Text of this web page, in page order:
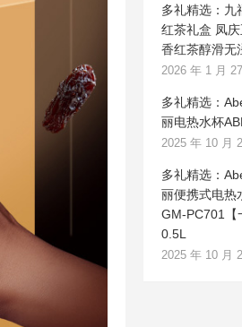
多礼精选：九
红茶礼盒 凤
香红茶醇滑无
2026 年 1 月
多礼精选：
丽电热水杯
2025 年 10 月
多礼精选：
丽便携式电热
GM-PC701【
0.5L
2025 年 10 月